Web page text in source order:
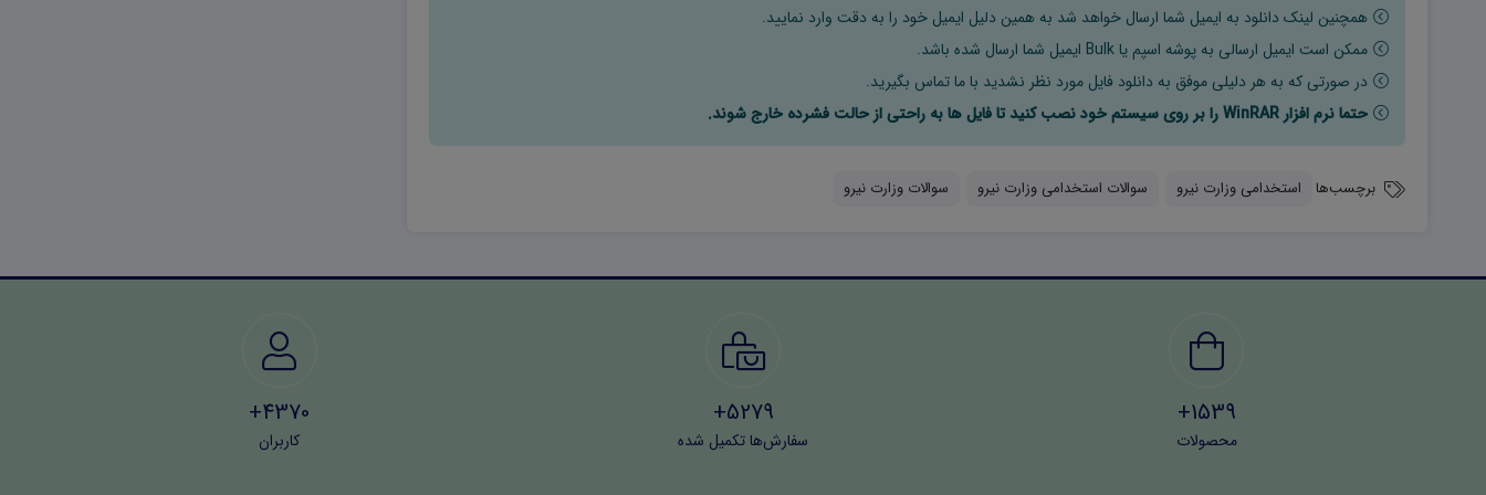
همچنین لینک دانلود به ایمیل شما ارسال خواهد شد به همین دلیل ایمیل خود را به دقت وارد نمایید.
ممکن است ایمیل ارسالی به پوشه اسپم یا Bulk ایمیل شما ارسال شده باشد.
در صورتی که به هر دلیلی موفق به دانلود فایل مورد نظر نشدید با ما تماس بگیرید.
حتما نرم افزار WinRAR را بر روی سیستم خود نصب کنید تا فایل ها به راحتی از حالت فشرده خارج شوند.
برچسب‌ها استخدامی وزارت نیرو سوالات استخدامی وزارت نیرو سوالات وزارت نیرو
1539+
محصولات
5279+
سفارش‌ها تکمیل شده
4370+
کاربران